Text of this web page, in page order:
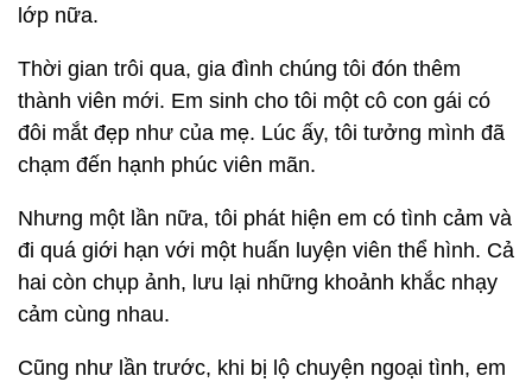
lớp nữa.
Thời gian trôi qua, gia đình chúng tôi đón thêm
thành viên mới. Em sinh cho tôi một cô con gái có
đôi mắt đẹp như của mẹ. Lúc ấy, tôi tưởng mình đã
chạm đến hạnh phúc viên mãn.
Nhưng một lần nữa, tôi phát hiện em có tình cảm và
đi quá giới hạn với một huấn luyện viên thể hình. Cả
hai còn chụp ảnh, lưu lại những khoảnh khắc nhạy
cảm cùng nhau.
Cũng như lần trước, khi bị lộ chuyện ngoại tình, em